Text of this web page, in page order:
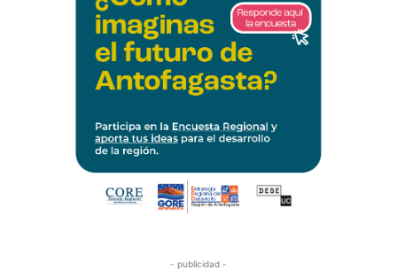
- publicidad -